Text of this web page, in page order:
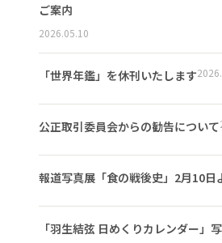
ご案内
2026.05.10
「世界年鑑」を休刊いたします
公正取引委員会からの勧告について
報道写真展「食の戦後史」2月10日
「羽生結弦 日めくりカレンダー」